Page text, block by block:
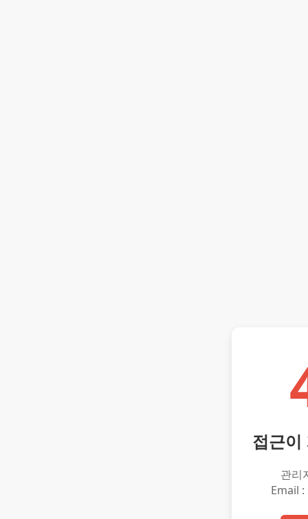
접근이
관리
Email